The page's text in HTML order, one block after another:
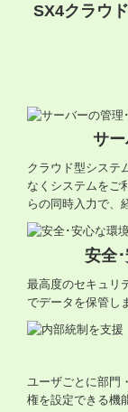
SX4クラウ
サ
クラウド型システ
なくシステムをご
らの同時入力で、
安全
最高度のセキュリ
でデータを保管し
ユーザごとに部門
権を設定できる機